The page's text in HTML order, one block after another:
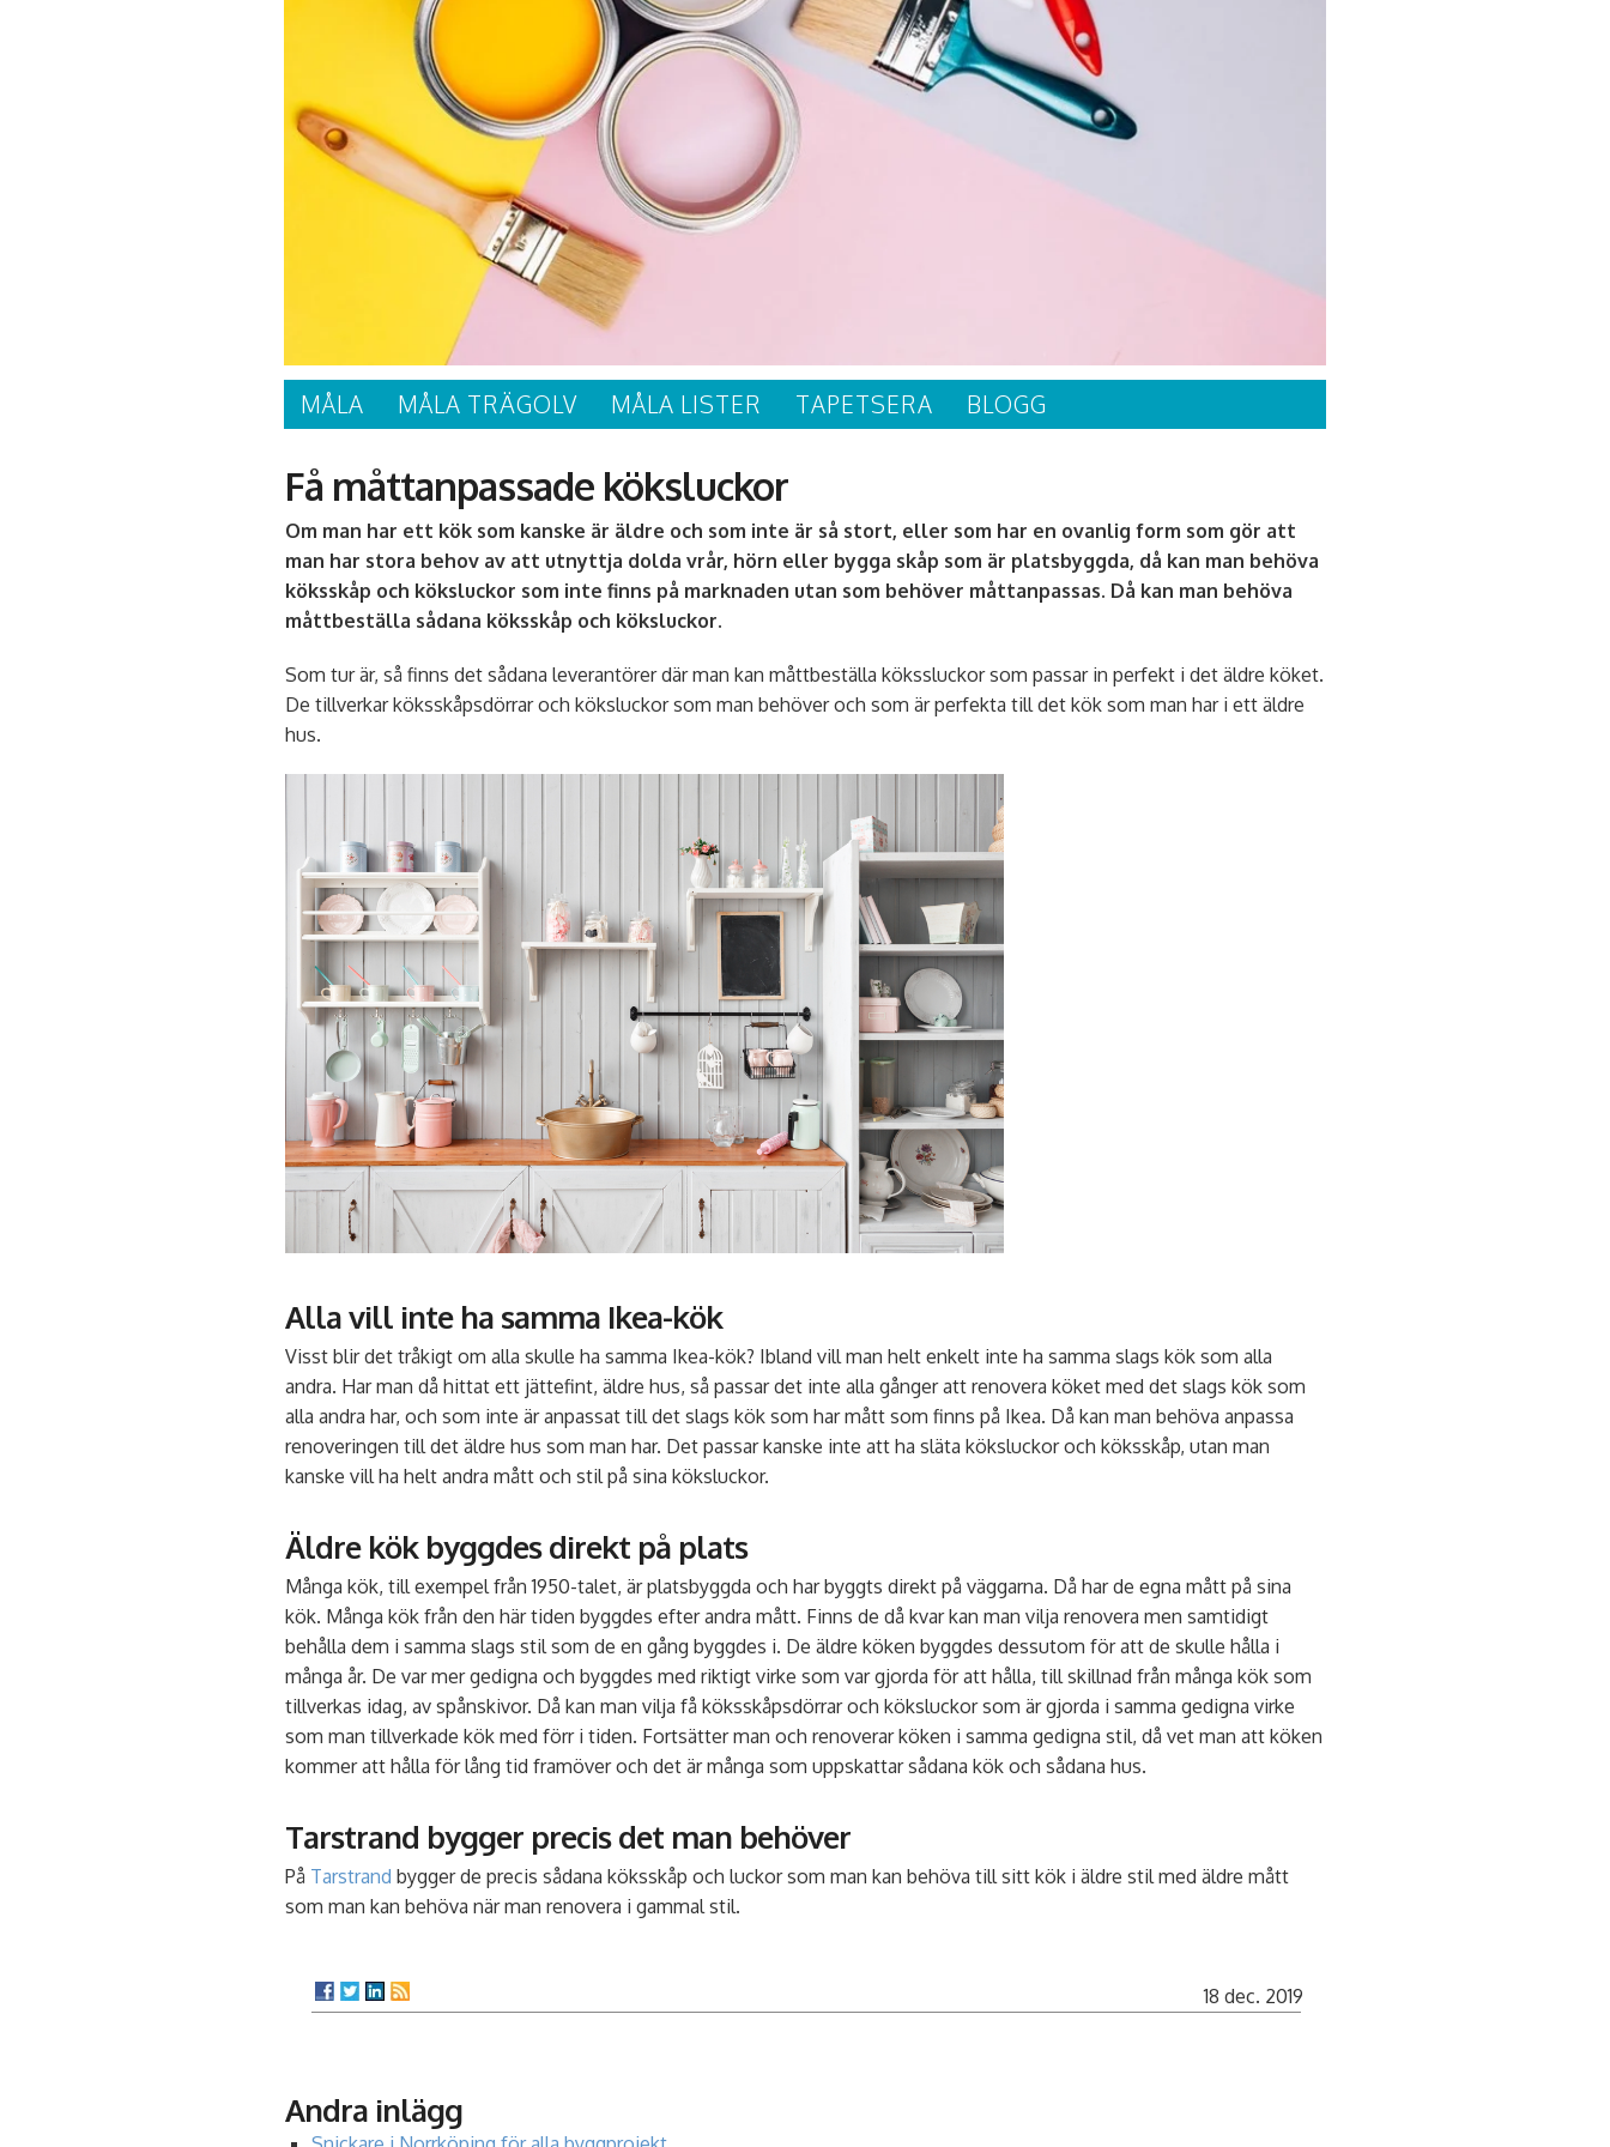
MÅLA MÅLA TRÄGOLV MÅLA LISTER TAPETSERA BLOGG
Få måttanpassade köksluckor
Om man har ett kök som kanske är äldre och som inte är så stort, eller som har en ovanlig form som gör att
man har stora behov av att utnyttja dolda vrår, hörn eller bygga skåp som är platsbyggda, då kan man behöva
köksskåp och köksluckor som inte finns på marknaden utan som behöver måttanpassas. Då kan man behöva
måttbeställa sådana köksskåp och köksluckor.
Som tur är, så finns det sådana leverantörer där man kan måttbeställa kökssluckor som passar in perfekt i det äldre köket.
De tillverkar köksskåpsdörrar och köksluckor som man behöver och som är perfekta till det kök som man har i ett äldre
hus.
Alla vill inte ha samma Ikea-kök
Visst blir det tråkigt om alla skulle ha samma Ikea-kök? Ibland vill man helt enkelt inte ha samma slags kök som alla
andra. Har man då hittat ett jättefint, äldre hus, så passar det inte alla gånger att renovera köket med det slags kök som
alla andra har, och som inte är anpassat till det slags kök som har mått som finns på Ikea. Då kan man behöva anpassa
renoveringen till det äldre hus som man har. Det passar kanske inte att ha släta köksluckor och köksskåp, utan man
kanske vill ha helt andra mått och stil på sina köksluckor.
Äldre kök byggdes direkt på plats
Många kök, till exempel från 1950-talet, är platsbyggda och har byggts direkt på väggarna. Då har de egna mått på sina
kök. Många kök från den här tiden byggdes efter andra mått. Finns de då kvar kan man vilja renovera men samtidigt
behålla dem i samma slags stil som de en gång byggdes i. De äldre köken byggdes dessutom för att de skulle hålla i
många år. De var mer gedigna och byggdes med riktigt virke som var gjorda för att hålla, till skillnad från många kök som
tillverkas idag, av spånskivor. Då kan man vilja få köksskåpsdörrar och köksluckor som är gjorda i samma gedigna virke
som man tillverkade kök med förr i tiden. Fortsätter man och renoverar köken i samma gedigna stil, då vet man att köken
kommer att hålla för lång tid framöver och det är många som uppskattar sådana kök och sådana hus.
Tarstrand bygger precis det man behöver
På Tarstrand bygger de precis sådana köksskåp och luckor som man kan behöva till sitt kök i äldre stil med äldre mått
som man kan behöva när man renovera i gammal stil.
18 dec. 2019
Andra inlägg